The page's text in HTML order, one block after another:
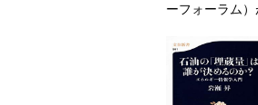
ーフォーラム）